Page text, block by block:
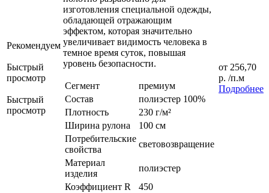
Рекомендуем
Быстрый
просмотр
Быстрый
просмотр
изготовления специальной одежды,
обладающей отражающим
эффектом, которая значительно
увеличивает видимость человека в
темное время суток, повышая
уровень безопасности.
Сегмент
премиум
Состав
полиэстер 100%
Плотность
230 г/м²
Ширина рулона
100 см
Потребительские
свойства
световозвращение
Материал
изделия
полиэстер
Коэффициент R
450
от 256,70
р. /п.м
Подробнее